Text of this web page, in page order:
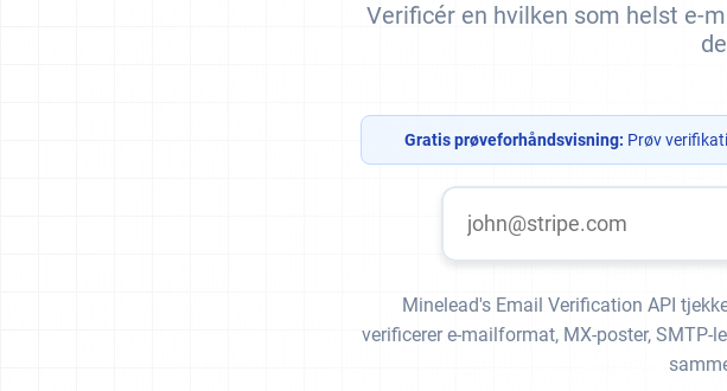
Verificér en hvilken som helst e-
Gratis prøveforhåndsvisning: Prøv
Minelead's Email Verification API
verificerer e-mailformat, MX-poster,